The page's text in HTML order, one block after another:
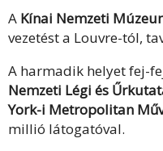
A Kínai Nemzeti
vezetést a Louvre-tól,
A harmadik helyet fej-
Nemzeti Légi és
York-i Metropolitan
millió látogatóval.